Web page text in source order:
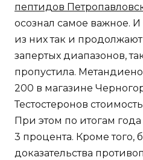
пептидов
осознал самое важное.
из них так и продолжают
запертых диапазонов,
пропустила.
200 в магазине
Тестостеронов
При этом по итогам
3 процента. Кроме того,
доказательства